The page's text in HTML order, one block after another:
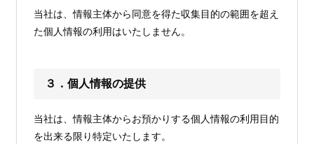
当社は、情報主体から同意を得た収集目的の範囲を超え
た個人情報の利用はいたしません。
３．個人情報の提供
当社は、情報主体からお預かりする個人情報の利用目的
を出来る限り特定いたします。